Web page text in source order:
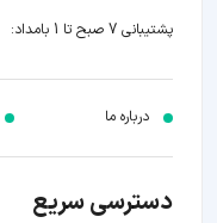
پشتیبانی 7 صبح تا 1 بامداد:
درباره ما
دسترسی سریع